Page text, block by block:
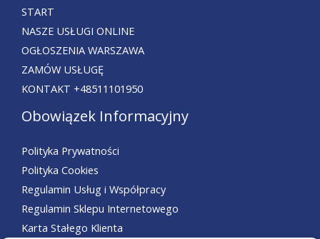
START
NASZE USŁUGI ONLINE
OGŁOSZENIA WARSZAWA
ZAMÓW USŁUGĘ
KONTAKT +48511101950
Obowiązek Informacyjny
Polityka Prywatności
Polityka Cookies
Regulamin Usług i Współpracy
Regulamin Sklepu Internetowego
Karta Stałego Klienta